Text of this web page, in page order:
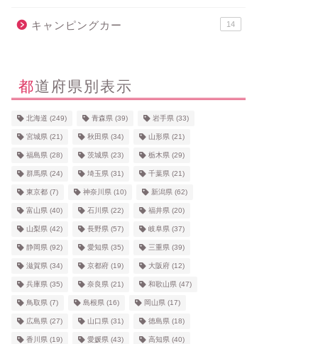
キャンピングカー 14
都道府県別表示
北海道 (249) 青森県(39) 岩手県(33)
宮城県(21) 秋田県(34) 山形県(21)
福島県(28) 茨城県(23) 栃木県(29)
群馬県(24) 埼玉県(31) 千葉県(21)
東京都(7) 神奈川県(10) 新潟県(62)
富山県(40) 石川県(22) 福井県(20)
山梨県(42) 長野県(57) 岐阜県(37)
静岡県(92) 愛知県(35) 三重県(39)
滋賀県(34) 京都府(19) 大阪府(12)
兵庫県(35) 奈良県(21) 和歌山県(47)
鳥取県(7) 島根県(16) 岡山県(17)
広島県(27) 山口県(31) 徳島県(18)
香川県(19) 愛媛県(43) 高知県(40)